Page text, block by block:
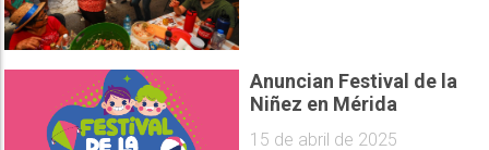
Anuncian Festival de la
Niñez en Mérida
15 de abril de 2025